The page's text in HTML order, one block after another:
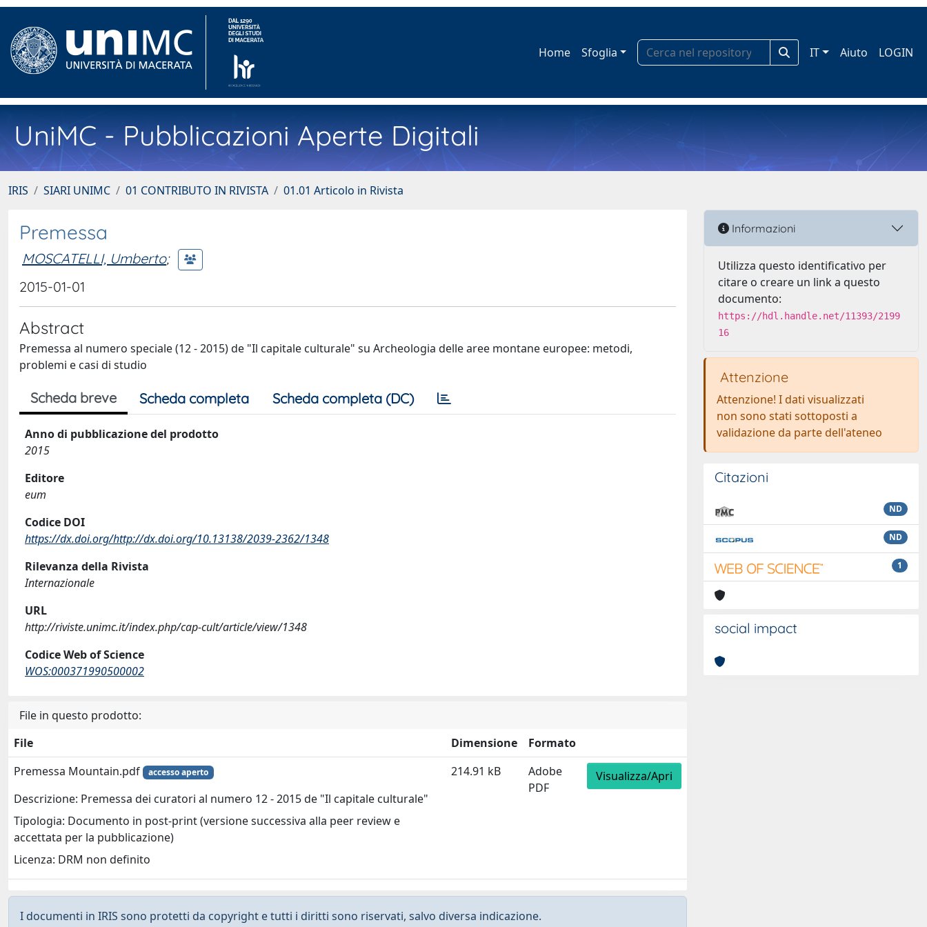
Home Sfoglia IT Aiuto LOGIN
UniMC - Pubblicazioni Aperte Digitali
IRIS SIARI UNIMC 01 CONTRIBUTO IN RIVISTA 01.01 Articolo in Rivista
Premessa
MOSCATELLI, Umberto;
2015-01-01
Abstract
Premessa al numero speciale (12 - 2015) de "Il capitale culturale" su Archeologia delle aree montane europee: metodi,
problemi e casi di studio
Scheda breve Scheda completa Scheda completa (DC)
Anno di pubblicazione del prodotto
2015
Editore
eum
Codice DOI
https://dx.doi.org/http://dx.doi.org/10.13138/2039-2362/1348
Rilevanza della Rivista
Internazionale
URL
http://riviste.unimc.it/index.php/cap-cult/article/view/1348
Codice Web of Science
WOS:000371990500002
File in questo prodotto:
File
Dimensione
Formato
Premessa Mountain.pdf
accesso aperto
Descrizione: Premessa dei curatori al numero 12 - 2015 de "Il capitale culturale"
Tipologia: Documento in post-print (versione successiva alla peer review e
accettata per la pubblicazione)
Licenza: DRM non definito
214.91 kB
Adobe
PDF
Visualizza/Apri
I documenti in IRIS sono protetti da copyright e tutti i diritti sono riservati, salvo diversa indicazione.
Informazioni
Utilizza questo identificativo per
citare o creare un link a questo
documento:
https://hdl.handle.net/11393/2199
16
Attenzione
Attenzione! I dati visualizzati
non sono stati sottoposti a
validazione da parte dell'ateneo
Citazioni
ND
ND
1
social impact